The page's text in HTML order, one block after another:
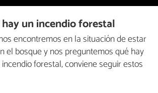
un incendio forestal
encontremos en la situación de estar
el bosque y nos preguntemos qué hay
forestal, conviene seguir estos